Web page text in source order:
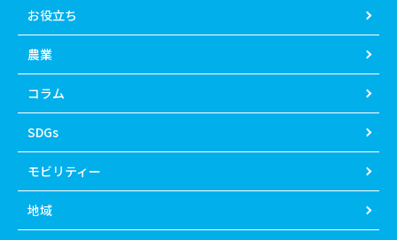
お役立ち
農業
コラム
SDGs
モビリティー
地域